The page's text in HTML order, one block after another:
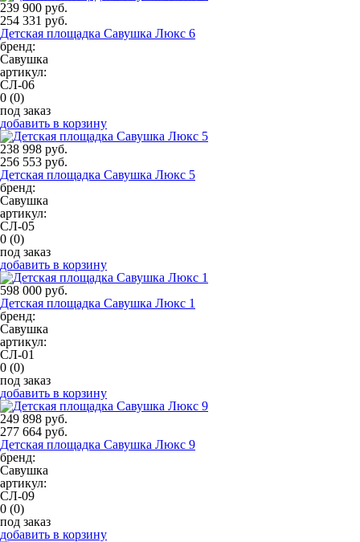
239 900 руб.
254 331 руб.
Детская площадка Савушка Люкс 6
бренд:
Савушка
артикул:
СЛ-06
0 (0)
под заказ
добавить в корзину
238 998 руб.
256 553 руб.
Детская площадка Савушка Люкс 5
бренд:
Савушка
артикул:
СЛ-05
0 (0)
под заказ
добавить в корзину
598 000 руб.
Детская площадка Савушка Люкс 1
бренд:
Савушка
артикул:
СЛ-01
0 (0)
под заказ
добавить в корзину
249 898 руб.
277 664 руб.
Детская площадка Савушка Люкс 9
бренд:
Савушка
артикул:
СЛ-09
0 (0)
под заказ
добавить в корзину